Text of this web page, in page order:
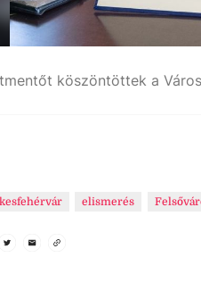
köszöntöttek a
elismerés